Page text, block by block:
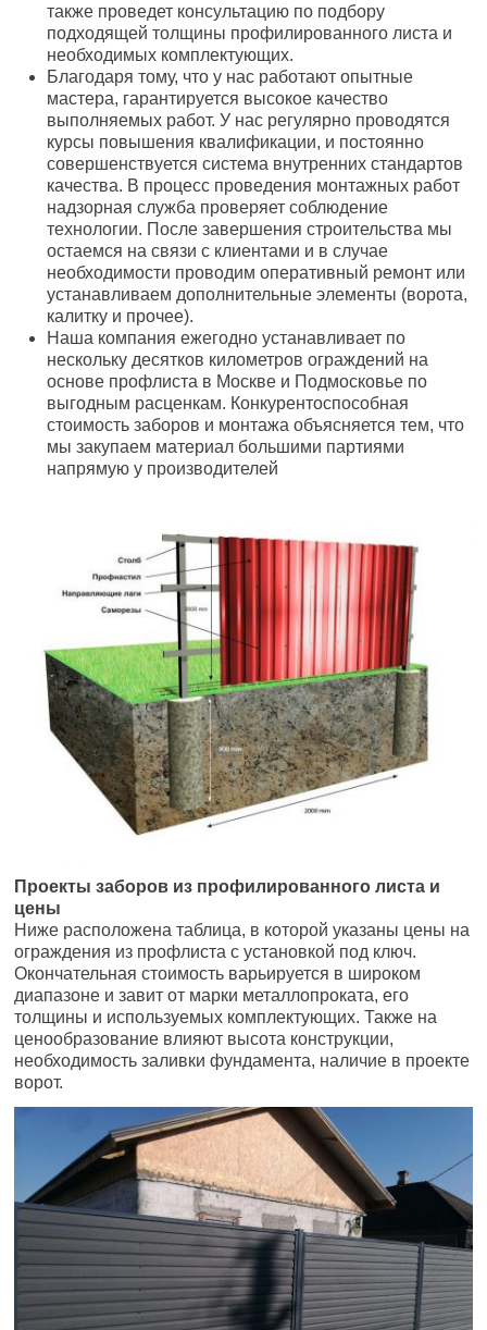
также проведет консультацию по подбору
подходящей толщины профилированного листа и
необходимых комплектующих.
Благодаря тому, что у нас работают опытные
мастера, гарантируется высокое качество
выполняемых работ. У нас регулярно проводятся
курсы повышения квалификации, и постоянно
совершенствуется система внутренних стандартов
качества. В процесс проведения монтажных работ
надзорная служба проверяет соблюдение
технологии. После завершения строительства мы
остаемся на связи с клиентами и в случае
необходимости проводим оперативный ремонт или
устанавливаем дополнительные элементы (ворота,
калитку и прочее).
Наша компания ежегодно устанавливает по
нескольку десятков километров ограждений на
основе профлиста в Москве и Подмосковье по
выгодным расценкам. Конкурентоспособная
стоимость заборов и монтажа объясняется тем, что
мы закупаем материал большими партиями
напрямую у производителей
Проекты заборов из профилированного листа и
цены
Ниже расположена таблица, в которой указаны цены на
ограждения из профлиста с установкой под ключ.
Окончательная стоимость варьируется в широком
диапазоне и завит от марки металлопроката, его
толщины и используемых комплектующих. Также на
ценообразование влияют высота конструкции,
необходимость заливки фундамента, наличие в проекте
ворот.